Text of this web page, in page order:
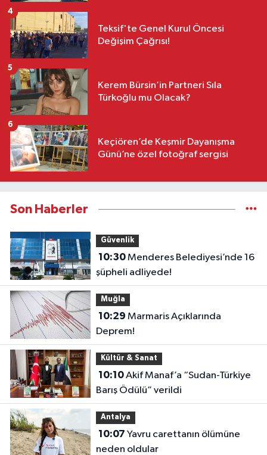
Teksif'te Genel Kurul Öncesi
Değişim Çağrısı!
4
Kerem Bürsin’in Partneri Sıla
Türkoğlu mu Olacak?
5
Keçiören’de Keşmir Dayanışma
Günü’ne özel fotoğraf sergisi
6
Son Haberler
Güvenlik
10:30Menderes Belediyesi’nde 16
şüpheli adliyede!
Muğla
10:29
Deprem!
Kültür & Sanat
10:10Akif Manaf’a “Sudan-Türkiye
Barış Ödülü” verildi
Antalya
10:07
neden oldular